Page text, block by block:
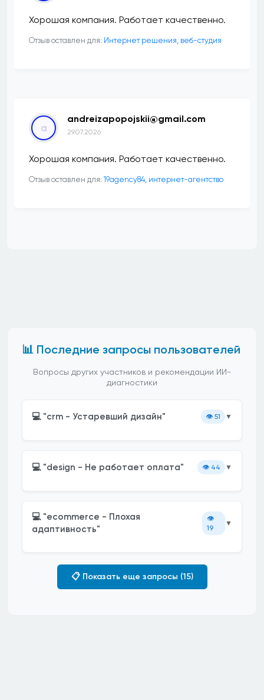
Хорошая компания. Работает качественно.
Отзыв оставлен для: Интернет решения, веб-студия
a
andreizapopojskii@gmail.com
29.07.2026
Хорошая компания. Работает качественно.
Отзыв оставлен для: 19agency84, интернет-агентство
📊 Последние запросы пользователей
Вопросы других участников и рекомендации ИИ-
диагностики
💻 "crm - Устаревший дизайн" 👁️ 51 ▼
💻 "design - Не работает оплата" 👁️ 44 ▼
💻 "ecommerce - Плохая
адаптивность"
👁️
19
▼
📋 Показать еще запросы (15)